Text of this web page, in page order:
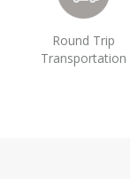
Round Trip
Transportation